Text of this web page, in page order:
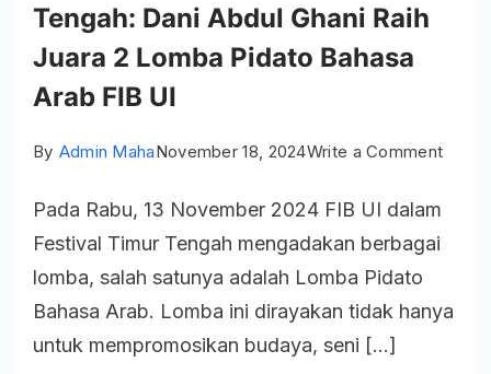
Tengah: Dani Abdul Ghani Raih
Juara 2 Lomba Pidato Bahasa
Arab FIB UI
By Admin MahaNovember 18, 2024Write a Commenton
Pada Rabu, 13 November 2024 FIB UI dalam
Festival Timur Tengah mengadakan berbagai
lomba, salah satunya adalah Lomba Pidato
Bahasa Arab. Lomba ini dirayakan tidak hanya
untuk mempromosikan budaya, seni […]